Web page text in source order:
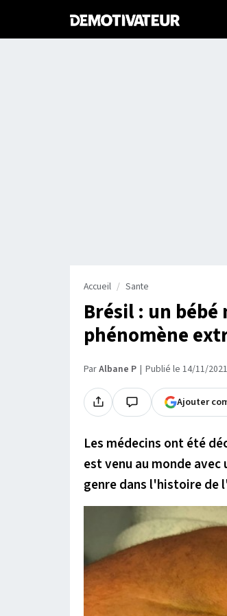
Accueil Sante
Brésil : un
phénomène
ParAlbane P Publié le 14/11/
Ajouter
Les médecins ont été
est venu au monde avec
genre dans l'histoire de